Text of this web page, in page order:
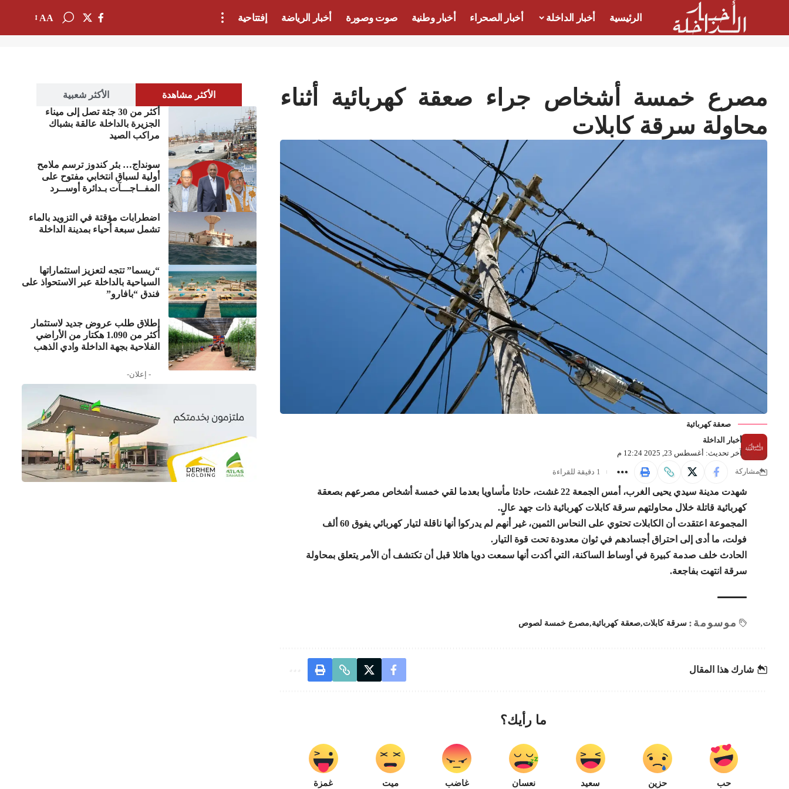
الرئيسية أخبار الداخلة أخبار الصحراء أخبار وطنية صوت وصورة أخبار الرياضة إفتتاحية AA
الأكثر مشاهدة
الأكثر شعبية
أكثر من 30 جثة تصل إلى ميناء
الجزيرة بالداخلة عالقة بشباك
مراكب الصيد
سونداج… بئر كندوز ترسم ملامح
أولية لسباق انتخابي مفتوح على
المفــاجـــآت بـدائرة أوســرد
اضطرابات مؤقتة في التزويد بالماء
تشمل سبعة أحياء بمدينة الداخلة
“ريسما” تتجه لتعزيز استثماراتها
السياحية بالداخلة عبر الاستحواذ على
فندق “بافارو”
إطلاق طلب عروض جديد لاستثمار
أكثر من 1.090 هكتار من الأراضي
الفلاحية بجهة الداخلة وادي الذهب
- إعلان-
مصرع خمسة أشخاص جراء صعقة كهربائية أثناء
محاولة سرقة كابلات
صعقة كهربائية
آخر تحديث: أغسطس 23, 2025 12:24 م
أخبار الداخلة
مشاركة 1 دقيقة للقراءة
شهدت مدينة سيدي يحيى الغرب، أمس الجمعة 22 غشت، حادثا مأساويا بعدما لقي خمسة أشخاص مصرعهم بصعقة
كهربائية قاتلة خلال محاولتهم سرقة كابلات كهربائية ذات جهد عالٍ.
المجموعة اعتقدت أن الكابلات تحتوي على النحاس الثمين، غير أنهم لم يدركوا أنها ناقلة لتيار كهربائي يفوق 60 ألف
فولت، ما أدى إلى احتراق أجسادهم في ثوان معدودة تحت قوة التيار.
الحادث خلف صدمة كبيرة في أوساط الساكنة، التي أكدت أنها سمعت دويا هائلا قبل أن تكتشف أن الأمر يتعلق بمحاولة
سرقة انتهت بفاجعة.
موسومة: سرقة كابلات صعقة كهربائية مصرع خمسة لصوص
شارك هذا المقال
ما رأيك؟
حب حزين سعيد نعسان غاضب ميت غمزة